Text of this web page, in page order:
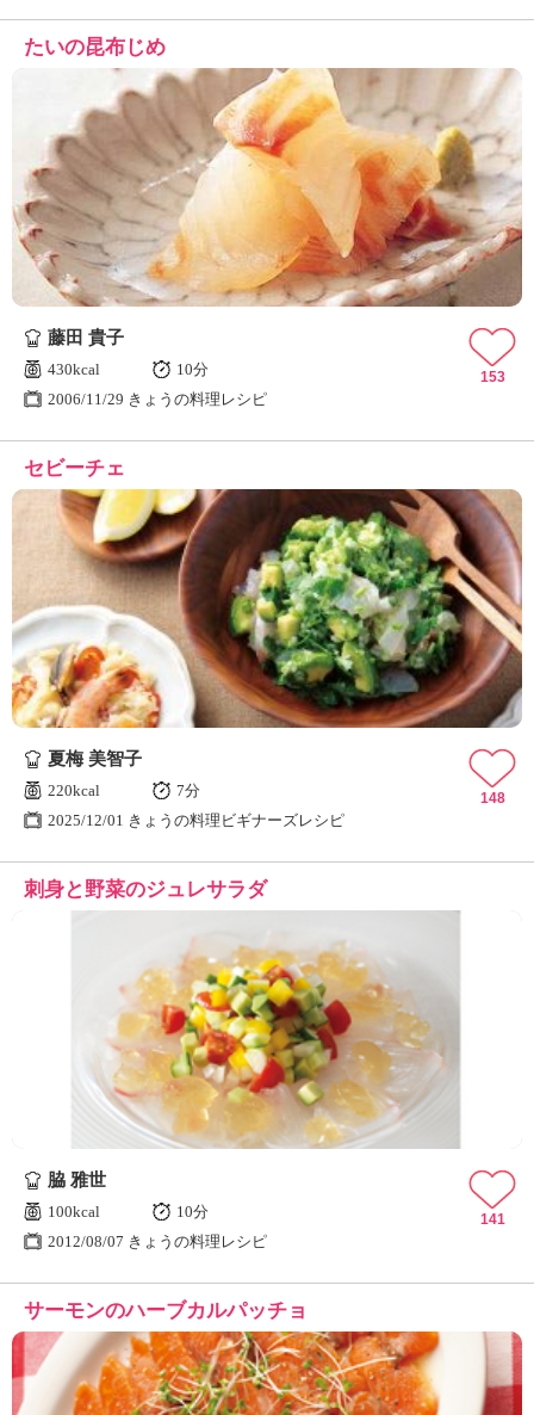
たいの昆布じめ
藤田 貴子
430kcal
10分
2006/11/29 きょうの料理レシピ
153
セビーチェ
夏梅 美智子
220kcal
7分
2025/12/01 きょうの料理ビギナーズレシピ
148
刺身と野菜のジュレサラダ
脇 雅世
100kcal
10分
2012/08/07 きょうの料理レシピ
141
サーモンのハーブカルパッチョ